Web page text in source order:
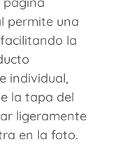
permite una
la
individual,
la tapa del
ligeramente
en la foto.